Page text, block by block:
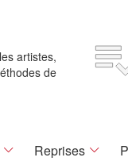
artistes,
de
Reprises